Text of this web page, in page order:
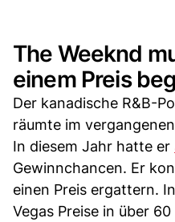
The Weeknd
einem Preis
Der kanadische R&B-
räumte im
In diesem Jahr hatte er
Gewinnchancen. Er
einen Preis ergattern.
Vegas Preise in über